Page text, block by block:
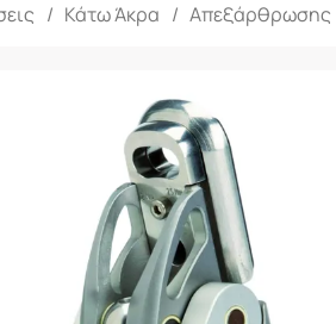
/ Κάτω Άκρα / Απεξάρθρωσης